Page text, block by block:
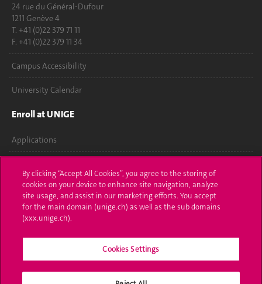
24 rue du Général-Dufour
1211 Genève 4
T. +41 (0)22 379 71 11
F. +41 (0)22 379 11 34
Campus Accessibility
University Calendar
Enroll at UNIGE
Applications
Ask a question
Contact
Media
Library
By clicking “Accept All Cookies”, you agree to the storing of
cookies on your device to enhance site navigation, analyze
site usage, and assist in our marketing efforts. You accept
for the main domain (unige.ch) as well as the sub domains
(xxx.unige.ch).
Cookies Settings